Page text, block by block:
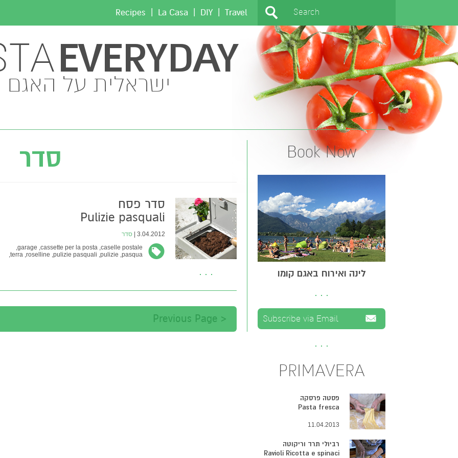
Travel
|
DIY
|
La Casa
|
Recipes
EVERYDAY
ישראלית על האגם
Book Now
לינה ואירוח באגם קומו
PRIMAVERA
פסטה פרסקה
Pasta fresca
11.04.2013
רביולי תרד וריקוטה
Ravioli Ricotta e spinaci
סדר
סדר פסח
Pulizie pasquali
3.04.2012 |
סדר
caselle postale,
cassette per la posta,
garage,
pasqua,
pulizie,
pulizie pasquali,
roselline,
terra,
< Previous Page